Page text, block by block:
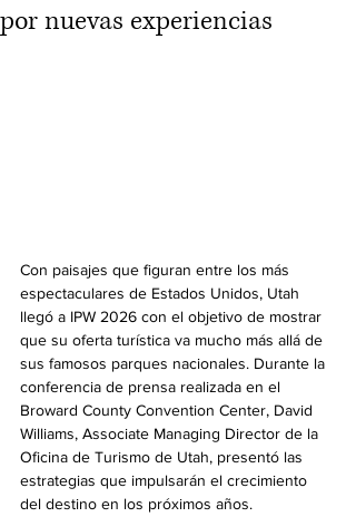
por nuevas experiencias
Con paisajes que figuran entre los más
espectaculares de Estados Unidos, Utah
llegó a IPW 2026 con el objetivo de mostrar
que su oferta turística va mucho más allá de
sus famosos parques nacionales. Durante la
conferencia de prensa realizada en el
Broward County Convention Center, David
Williams, Associate Managing Director de la
Oficina de Turismo de Utah, presentó las
estrategias que impulsarán el crecimiento
del destino en los próximos años.